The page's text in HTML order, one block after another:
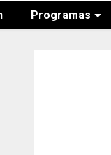
Programas